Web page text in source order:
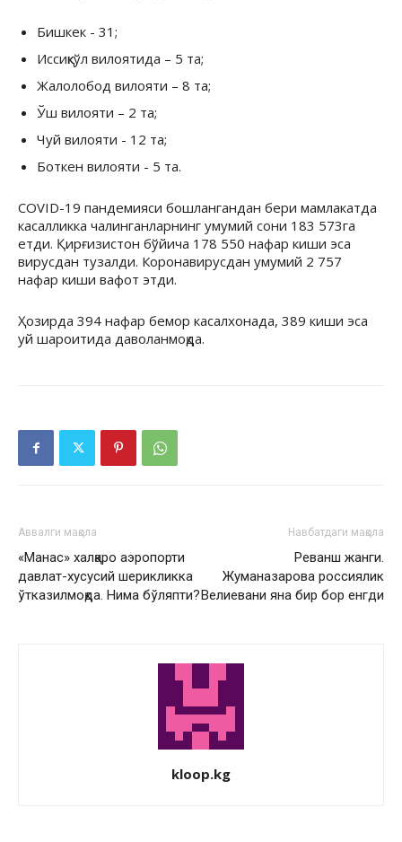
Бишкек - 31;
Иссиқкўл вилоятида – 5 та;
Жалолобод вилояти – 8 та;
Ўш вилояти – 2 та;
Чуй вилояти - 12 та;
Боткен вилояти - 5 та.
COVID-19 пандемияси бошлангандан бери мамлакатда
касалликка чалинганларнинг умумий сони 183 573га
етди. Қирғизистон бўйича 178 550 нафар киши эса
вирусдан тузалди. Коронавирусдан умумий 2 757
нафар киши вафот этди.
Ҳозирда 394 нафар бемор касалхонада, 389 киши эса
уй шароитида даволанмоқда.
Аввалги мақола
«Манас» халқаро аэропорти
давлат-хусусий шерикликка
ўтказилмоқда. Нима бўляпти?
Навбатдаги мақола
Реванш жанги.
Жуманазарова россиялик
Велиевани яна бир бор енгди
kloop.kg